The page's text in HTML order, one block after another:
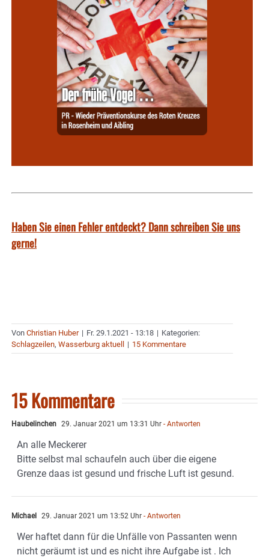
Haben Sie einen Fehler entdeckt? Dann schreiben Sie uns
gerne!
Von Christian Huber | Fr. 29.1.2021 - 13:18 | Kategorien:
Schlagzeilen, Wasserburg aktuell | 15 Kommentare
15 Kommentare
Haubelinchen 29. Januar 2021 um 13:31 Uhr - Antworten
An alle Meckerer
Bitte selbst mal schaufeln auch über die eigene
Grenze daas ist gesund und frische Luft ist gesund.
Michael 29. Januar 2021 um 13:52 Uhr - Antworten
Wer haftet dann für die Unfälle von Passanten wenn
nicht geräumt ist und es nicht ihre Aufgabe ist . Ich